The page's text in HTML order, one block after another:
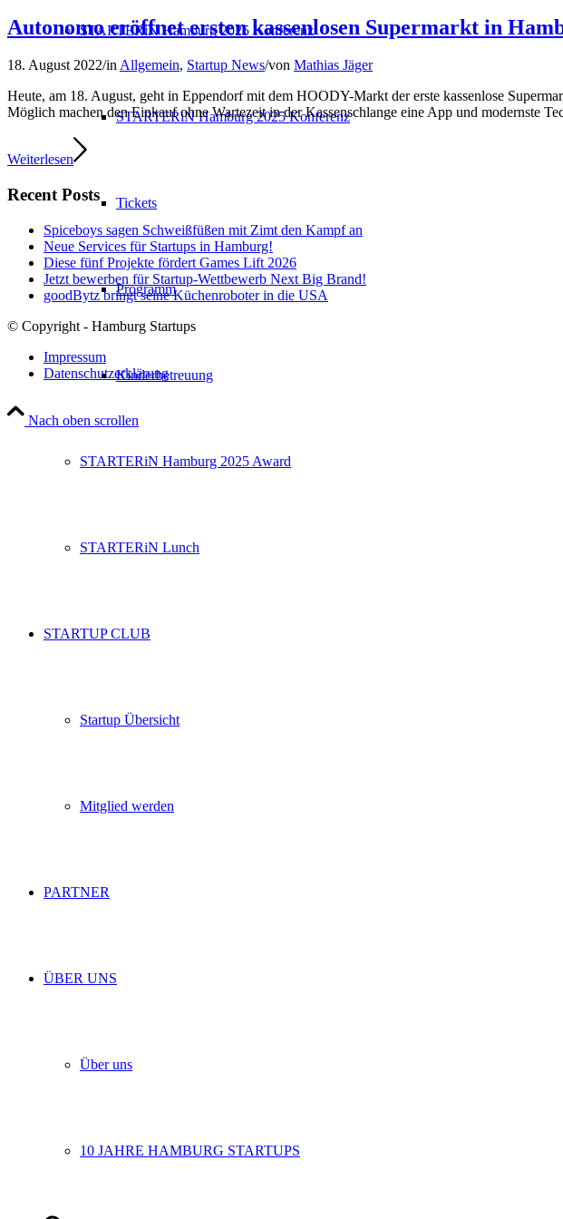
STARTERiN Hamburg 2025 Konferenz
STARTERiN Hamburg 2025 Konferenz
Tickets
Programm
Kinderbetreuung
STARTERiN Hamburg 2025 Award
STARTERiN Lunch
STARTUP CLUB
Startup Übersicht
Mitglied werden
PARTNER
ÜBER UNS
Über uns
10 JAHRE HAMBURG STARTUPS
Autonomo eröffnet ersten kassenlosen Supermarkt in
18. August 2022/inAllgemein, Startup News/von Mathias Jäger
Heute, am 18. August, geht in Eppendorf mit dem HOODY-Markt der erste kassenlose
Möglich machen den Einkauf ohne Wartezeit in der Kassenschlange eine App und modernste
Weiterlesen
Recent Posts
Spiceboys sagen Schweißfüßen mit Zimt den Kampf an
Neue Services für Startups in Hamburg!
Diese fünf Projekte fördert Games Lift 2026
Jetzt bewerben für Startup-Wettbewerb Next Big Brand!
goodBytz bringt seine Küchenroboter in die USA
© Copyright - Hamburg Startups
Impressum
Datenschutzerklärung
Nach oben scrollen